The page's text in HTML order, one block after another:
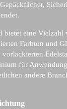
bietet eine Vielzahl
Farbton und
für
andere